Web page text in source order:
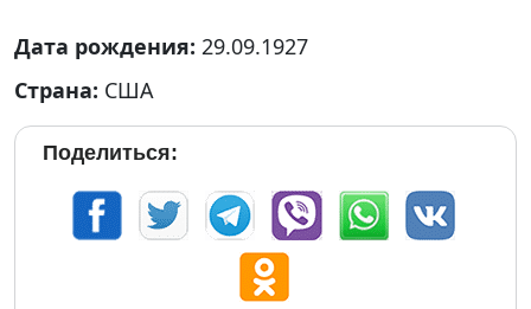
Дата рождения: 29.09.1927
Страна: США
Поделиться: